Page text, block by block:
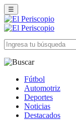
☰
Fútbol
Automotriz
Deportes
Noticias
Destacados